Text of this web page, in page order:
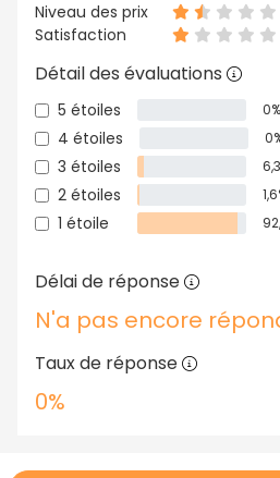
Niveau des prix
Satisfaction
Détail des évaluations
5 étoiles 0%
4 étoiles
3 étoiles
2 étoiles
1 étoile
Délai de réponse
N'a pas encore
Taux de réponse
0%